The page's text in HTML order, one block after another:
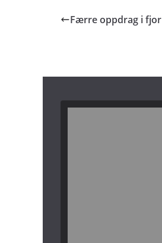
Færre oppdrag i fjor